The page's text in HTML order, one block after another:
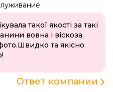
такої якості за такі
вовна і віскоза,
та якісно.
Ответ компании